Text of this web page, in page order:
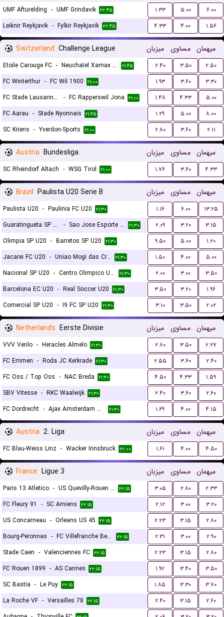
UMF Afturelding - UMF Grindavik ۲۲:۴۵ ۱.۳۳ ۵.۰۰
۶.۰۰
Leiknir Reykjavik - Fylkir Reykjavik ۲۲:۴۵ ۴.۳۳ ۴.۰۰ ۱.۵۶
Switzerland Challenge League میزبان مساوی میهمان
Etoile Carouge FC - Neuchatel Xamax FC ۲۱:۴۵ ۲.۴۰ ۳.۵۰
۲.۵۰
FC Winterthur - FC Wil 1900 ۲۱:۰۰ ۱.۹۳ ۳.۶۰
۳.۳۰
FC Stade Lausanne Ouchy
- FC Rapperswil Jona ۲۱:۰۰ ۱.۴۸ ۴.۳۳
۵.۰۰
FC Aarau - Stade Nyonnais ۲۱:۴۵ ۱.۲۹ ۵.۰۰
۸.۰۰
SC Kriens - Yverdon-Sports ۲۱:۰۰ ۲.۸۰ ۳.۶۰ ۲.۱۱
Austria Bundesliga میزبان مساوی میهمان
SC Rheindorf Altach - WSG Tirol ۲۱:۰۰ ۱.۷۶ ۳.۶۰ ۴.۳۳
Brazil Paulista U20 Serie B میزبان مساوی میهمان
Paulista U20 - Paulinia FC U20 ۲۱:۳۰ ۱.۱۶ ۶.۰۰
۱۳.۲۵
Guaratingueta SP U20
- Sao Jose Esporte Clube U20 ۲۱:۳۰ ۲.۰۹ ۳.۲۰
۳.۱۵
Olimpia SP U20 - Barretos SP U20 ۲۱:۳۰ ۹.۵۰ ۵.۰۰
۱.۲۰
Jacarei FC U20 - Uniao Mogi das Cruzes FC U20 ۲۱:۳۰ ۱.۵۰ ۴.۰۰
۵.۰۰
Nacional SP U20 - Centro Olimpico U20 ۲۱:۳۰ ۲.۰۰ ۳.۰۰
۳.۵۰
Barcelona EC U20 - Real Soccer U20 ۲۱:۳۰ ۳.۵۰ ۳.۲۰
۱.۹۶
Comercial SP U20 - I9 FC SP U20 ۲۱:۳۰ ۳.۱۰ ۳.۵۰ ۲.۰۲
Netherlands Eerste Divisie میزبان مساوی میهمان
VVV Venlo - Heracles Almelo ۲۱:۳۰ ۲.۸۰ ۳.۵۰
۲.۲۷
FC Emmen - Roda JC Kerkrade ۲۱:۳۰ ۲.۵۵ ۳.۶۰
۲.۴۰
FC Oss / Top Oss - NAC Breda ۲۱:۳۰ ۴.۵۰ ۴.۳۳
۱.۵۹
SBV Vitesse - RKC Waalwijk ۲۱:۳۰ ۲.۴۰ ۳.۶۰
۲.۶۰
FC Dordrecht - Ajax Amsterdam Reserves ۲۱:۳۰ ۱.۶۹ ۴.۰۰ ۴.۱۵
Austria 2. Liga میزبان مساوی میهمان
FC Blau-Weiss Linz - Wacker Innsbruck ۲۲:۰۰ ۱.۶۱ ۴.۰۰ ۴.۵۰
France Ligue 3 میزبان مساوی میهمان
Paris 13 Atletico - US Quevilly-Rouen Métropole ۲۲:۱۵ ۳.۰۵ ۲.۸۰
۲.۳۳
FC Fleury 91 - SC Amiens ۲۲:۱۵ ۲.۱۲ ۳.۰۰
۳.۲۰
US Concarneau - Orleans US 45 ۲۲:۱۵ ۲.۲۳ ۳.۱۵
۲.۸۰
Bourg-Peronnas - FC Villefranche Beaujolais ۲۲:۱۵ ۲.۳۱ ۳.۰۰
۲.۹۰
Stade Caen - Valenciennes FC ۲۲:۱۵ ۲.۲۳ ۳.۱۵
۲.۸۰
FC Rouen 1899 - AS Cannes ۲۲:۱۵ ۱.۹۲ ۳.۴۰
۳.۵۰
SC Bastia - Le Puy ۲۲:۱۵ ۱.۸۵ ۳.۳۰
۳.۷۰
La Roche VF - Versailles 78 ۲۲:۱۵ ۲.۴۰ ۳.۱۵
۲.۶۰